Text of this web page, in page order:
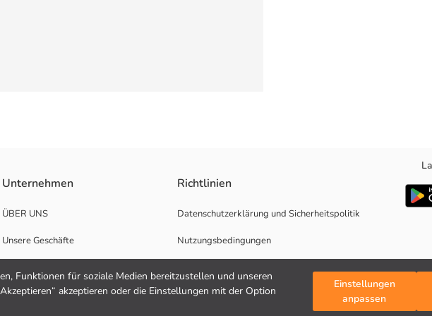
Funktionen für soziale Medien bereitzustellen und unseren
akzeptieren oder die Einstellungen mit der Option
Einstellungen
anpassen
bequemen Sitz und sorgt dank seines Baumwoll- und flexiblen Stoffes für
Unternehmen
ÜBER UNS
Unsere Geschäfte
Unterstützung für Unternehmen
Richtlinien
Datenschutzerklärung und Sicherheitspolitik
Nutzungsbedingungen